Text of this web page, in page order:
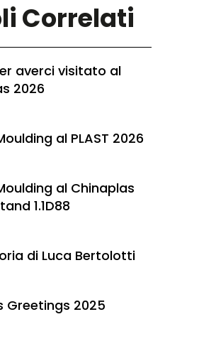
Correlati
averci visitato al
2026
al PLAST 2026
al Chinaplas
1.1D88
di Luca Bertolotti
Greetings 2025